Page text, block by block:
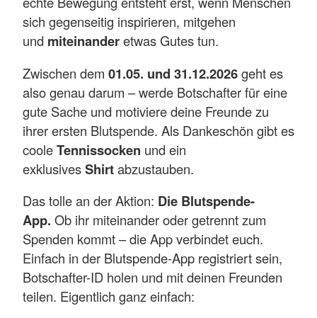
sich gegenseitig inspirieren, mitgehen
und miteinanderetwas Gutes tun.
Zwischen dem 01.05. und 31.12.2026geht es
also genau darum – werde Botschafter für eine
gute Sache und motiviere deine Freunde zu
ihrer ersten Blutspende. Als Dankeschön gibt es
cooleTennissocken und ein
exklusivesShirtabzustauben.
Das tolle an der Aktion: Die Blutspende-
App. Ob ihr miteinander oder getrennt zum
Spenden kommt – die App verbindet euch.
Einfach in der Blutspende-App registriert sein,
Botschafter-ID holen und mit deinen Freunden
teilen. Eigentlich ganz einfach: